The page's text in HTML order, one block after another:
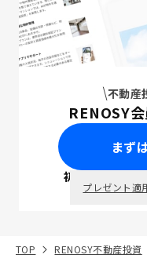
不動産
RENOSY
まず
初回面談で
プレゼント適
TOP RENOSY不動産投資